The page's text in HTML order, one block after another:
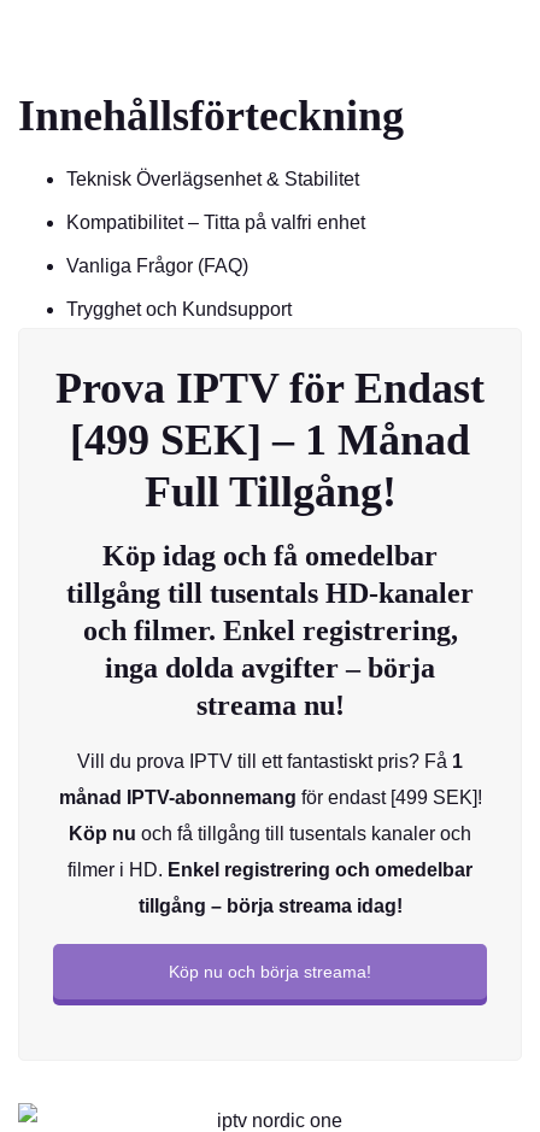
Innehållsförteckning
Teknisk Överlägsenhet & Stabilitet
Kompatibilitet – Titta på valfri enhet
Vanliga Frågor (FAQ)
Trygghet och Kundsupport
Prova IPTV för Endast
[499 SEK] – 1 Månad
Full Tillgång!
Köp idag och få omedelbar
tillgång till tusentals HD-kanaler
och filmer. Enkel registrering,
inga dolda avgifter – börja
streama nu!
Vill du prova IPTV till ett fantastiskt pris? Få 1
månad IPTV-abonnemang för endast [499 SEK]!
Köp nu och få tillgång till tusentals kanaler och
filmer i HD. Enkel registrering och omedelbar
tillgång – börja streama idag!
Köp nu och börja streama!